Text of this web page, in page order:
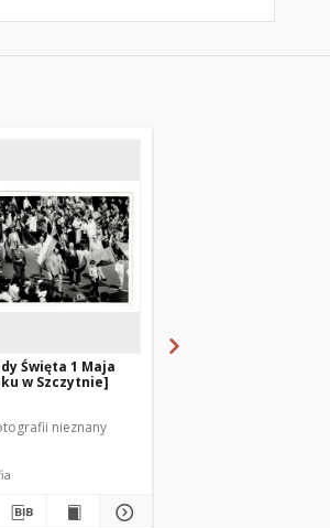
Święta 1 Maja
w Szczytnie]
nieznany